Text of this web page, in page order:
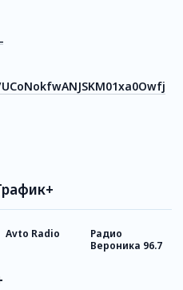
Avto Radio
Радио
Вероника 96.7